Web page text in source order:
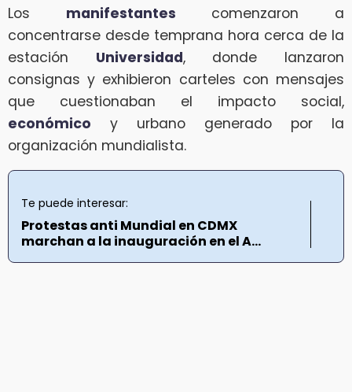
Los manifestantes comenzaron a
concentrarse desde temprana hora cerca de la
estación Universidad, donde lanzaron
consignas y exhibieron carteles con mensajes
que cuestionaban el impacto social,
económico y urbano generado por la
organización mundialista.
Te puede interesar:
Protestas anti Mundial en CDMX
marchan a la inauguración en el A...